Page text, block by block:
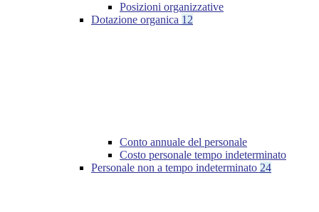
Posizioni organizzative
Dotazione organica 12
Conto annuale del personale
Costo personale tempo indeterminato
Personale non a tempo indeterminato 24